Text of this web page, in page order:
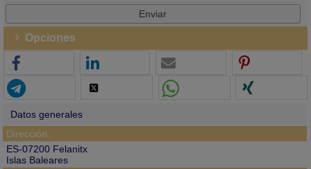
Opciones
Datos generales
Dirección:
ES-07200 Felanitx
Islas Baleares